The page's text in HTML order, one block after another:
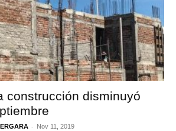
construcción disminuyó
- Nov 11, 2019